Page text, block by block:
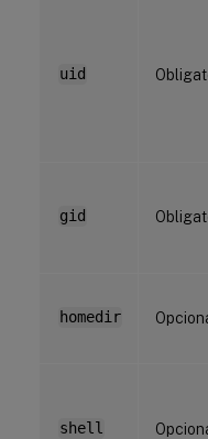
uid
gid
homedir
shell